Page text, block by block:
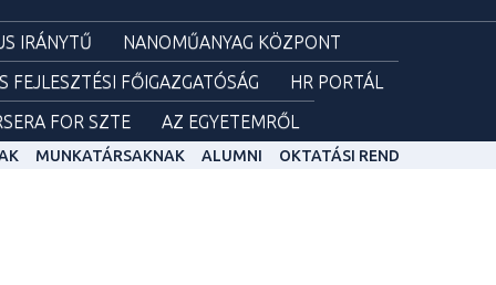
IRÁNYTŰ
NANOMŰANYAG KÖZPONT
FEJLESZTÉSI FŐIGAZGATÓSÁG
HR PORTÁL
FOR SZTE
AZ EGYETEMRŐL
MUNKATÁRSAKNAK ALUMNI OKTATÁSI REND